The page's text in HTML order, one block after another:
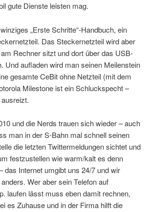
gute Dienste leisten mag.
„Erste Schritte“-Handbuch, ein
Das Steckernetzteil wird aber
Rechner sitzt und dort über das USB-
Und aufladen wird man seinen Meilenstein
gesamte CeBit ohne Netzteil (mit dem
Milestone ist ein Schluckspecht –
und die Nerds trauen sich wieder – auch
man in der S-Bahn mal schnell seinen
die letzten Twittermeldungen sichtet und
festzustellen wie warm/kalt es denn
Internet umgibt uns 24/7 und wir
Wer aber sein Telefon auf
laufen lässt muss eben damit rechnen,
es Zuhause und in der Firma hilft die